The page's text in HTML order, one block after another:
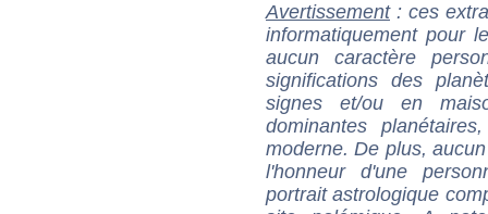
Avertissement: ces
informatiquement pour
aucun caractère
significations des
signes et/ou en
dominantes
moderne. De plus,
l'honneur d'une
portrait astrologique